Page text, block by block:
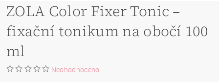
ZOLA Color Fixer Tonic –
fixační tonikum na obočí 100
ml
Neohodnoceno